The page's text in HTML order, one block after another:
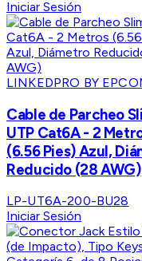
Iniciar Sesión
LINKEDPRO BY
Cable de Parcheo
UTP Cat6A - 2
(6.56 Pies) Azul,
Reducido (28 AWG)
LP-UT6A-200-BU28
Iniciar Sesión